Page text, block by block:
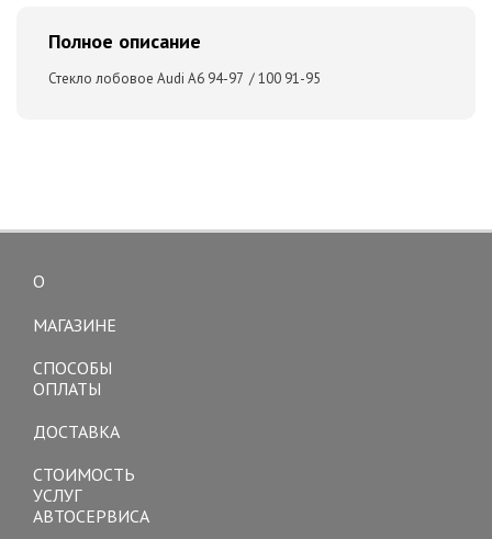
Полное описание
Стекло лобовое Audi A6 94-97 / 100 91-95
О
МАГАЗИНЕ
СПОСОБЫ
ОПЛАТЫ
ДОСТАВКА
СТОИМОСТЬ
УСЛУГ
АВТОСЕРВИСА